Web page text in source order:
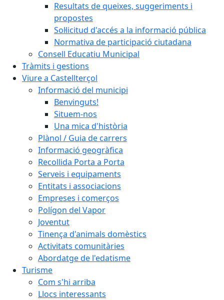
Resultats de queixes, suggeriments i
propostes
Sol·licitud d'accés a la informació pública
Normativa de participació ciutadana
Consell Educatiu Municipal
Tràmits i gestions
Viure a Castellterçol
Informació del municipi
Benvinguts!
Situem-nos
Una mica d'història
Plànol / Guia de carrers
Informació geogràfica
Recollida Porta a Porta
Serveis i equipaments
Entitats i associacions
Empreses i comerços
Polígon del Vapor
Joventut
Tinença d'animals domèstics
Activitats comunitàries
Abordatge de l'edatisme
Turisme
Com s'hi arriba
Llocs interessants